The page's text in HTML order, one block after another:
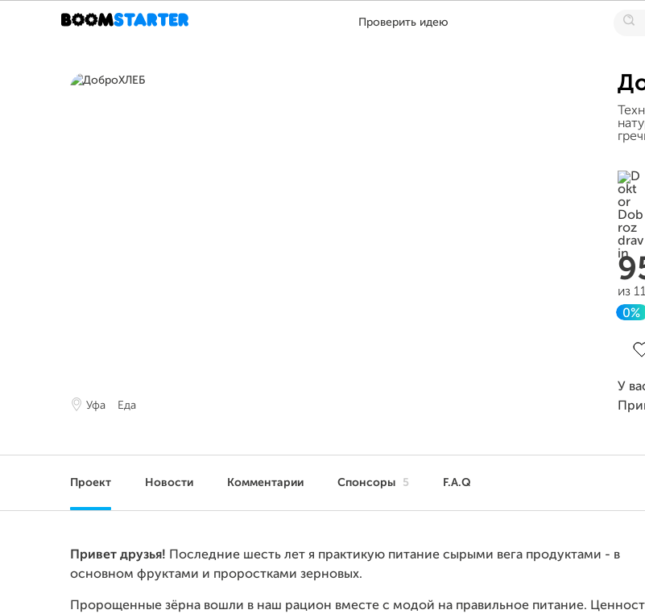
Проверить идею
Уфа Еда
из
0%
У
Проект Новости Комментарии Спонсоры 5 F.A.Q
Привет друзья! Последние шесть лет я практикую питание сырыми вега продуктами - в
основном фруктами и проростками зерновых.
Пророщенные зёрна вошли в наш рацион вместе с модой на правильное питание.